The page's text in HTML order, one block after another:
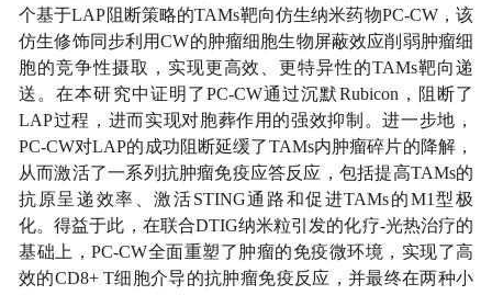
个基于LAP阻断策略的TAMs靶向仿生纳米药物PC-CW，该
仿生修饰同步利用CW的肿瘤细胞生物屏蔽效应削弱肿瘤细
胞的竞争性摄取， 实现更高效、更特异性的TAMs靶向递
送。在本研究中证明了PC-CW通过沉默Rubicon，阻断了
LAP过程，进而实现对胞葬作用的强效抑制。进一步地，
PC-CW对LAP的成功阻断延缓了TAMs内肿瘤碎片的降解，
从而激活了一系列抗肿瘤免疫应答反应，包括提高TAMs的
抗原呈递效率、激活STING通路和促进TAMs的M1型极
化。得益于此，在联合DTIG纳米粒引发的化疗-光热治疗的
基础上，PC-CW全面重塑了肿瘤的免疫微环境，实现了高
效的CD8+ T细胞介导的抗肿瘤免疫反应，并最终在两种小